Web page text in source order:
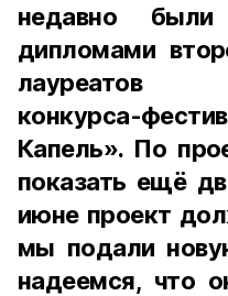
недавно
дипломами
лауреатов
конкурса-
Капель». По
показать ещё
июне проект
мы подали
надеемся, что